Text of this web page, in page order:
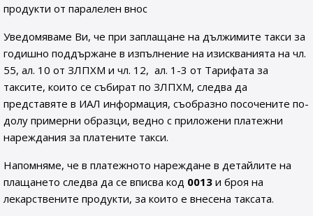
продукти от паралелен внос
Уведомяваме Ви, че при заплащане на дължимите такси за
годишно поддържане в изпълнение на изискванията на чл.
55, ал. 10 от ЗЛПХМ и чл. 12, ал. 1-3 от Тарифата за
таксите, които се събират по ЗЛПХМ, следва да
представяте в ИАЛ информация, съобразно посочените по-
долу примерни образци, ведно с приложени платежни
нареждания за платените такси.
Напомняме, че в платежното нареждане в детайлите на
плащането следва да се вписва код 0013 и броя на
лекарствените продукти, за които е внесена таксата.